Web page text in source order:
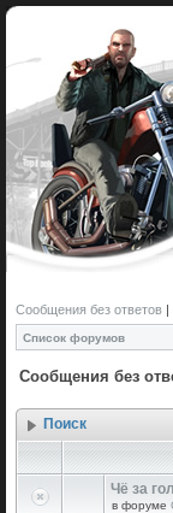
Сообщения без ответов |
Список форумов
Сообщения без
Поиск
Чё за
в форуме